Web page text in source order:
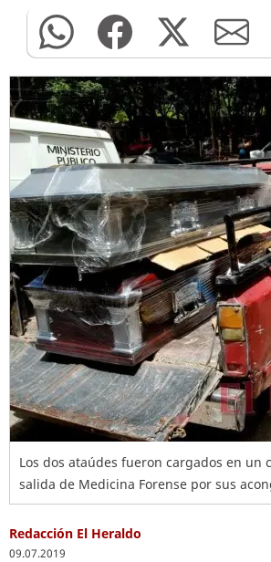
Los dos ataúdes fueron cargados en un
salida de Medicina Forense por sus
Redacción El Heraldo
09.07.2019